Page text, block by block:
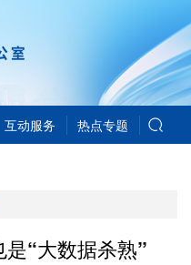
互动服务 热点专题
“大数据杀熟”